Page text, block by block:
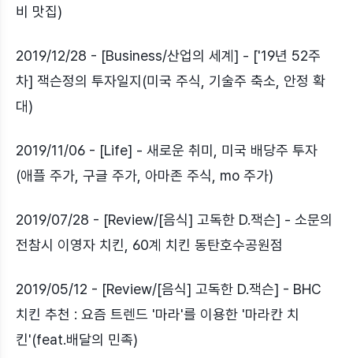
비 맛집)
2019/12/28 - [Business/산업의 세계] - ['19년 52주
차] 잭슨정의 투자일지(미국 주식, 기술주 축소, 안정 확
대)
2019/11/06 - [Life] - 새로운 취미, 미국 배당주 투자
(애플 주가, 구글 주가, 아마존 주식, mo 주가)
2019/07/28 - [Review/[음식] 고독한 D.잭슨] - 소문의
전참시 이영자 치킨, 60계 치킨 동탄호수공원점
2019/05/12 - [Review/[음식] 고독한 D.잭슨] - BHC
치킨 추천 : 요즘 트렌드 '마라'를 이용한 '마라칸 치
킨'(feat.배달의 민족)